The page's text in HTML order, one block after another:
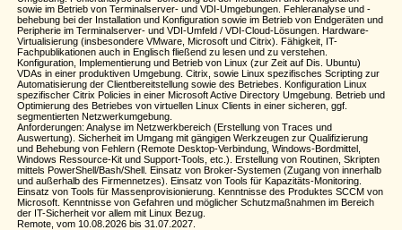
sowie im Betrieb von Terminalserver- und VDI-Umgebungen. Fehleranalyse und -
behebung bei der Installation und Konfiguration sowie im Betrieb von Endgeräten und
Peripherie im Terminalserver- und VDI-Umfeld / VDI-Cloud-Lösungen. Hardware-
Virtualisierung (insbesondere VMware, Microsoft und Citrix). Fähigkeit, IT-
Fachpublikationen auch in Englisch fließend zu lesen und zu verstehen.
Konfiguration, Implementierung und Betrieb von Linux (zur Zeit auf Dis. Ubuntu)
VDAs in einer produktiven Umgebung. Citrix, sowie Linux spezifisches Scripting zur
Automatisierung der Clientbereitstellung sowie des Betriebes. Konfiguration Linux
spezifischer Citrix Policies in einer Microsoft Active Directory Umgebung. Betrieb und
Optimierung des Betriebes von virtuellen Linux Clients in einer sicheren, ggf.
segmentierten Netzwerkumgebung.
Anforderungen: Analyse im Netzwerkbereich (Erstellung von Traces und
Auswertung). Sicherheit im Umgang mit gängigen Werkzeugen zur Qualifizierung
und Behebung von Fehlern (Remote Desktop-Verbindung, Windows-Bordmittel,
Windows Ressource-Kit und Support-Tools, etc.). Erstellung von Routinen, Skripten
mittels PowerShell/Bash/Shell. Einsatz von Broker-Systemen (Zugang von innerhalb
und außerhalb des Firmennetzes). Einsatz von Tools für Kapazitäts-Monitoring.
Einsatz von Tools für Massenprovisionierung. Kenntnisse des Produktes SCCM von
Microsoft. Kenntnisse von Gefahren und möglicher Schutzmaßnahmen im Bereich
der IT-Sicherheit vor allem mit Linux Bezug.
Remote, vom 10.08.2026 bis 31.07.2027.